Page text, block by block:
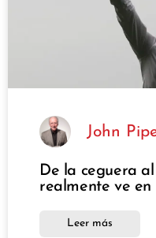
John
De la ceguera
realmente ve en
Leer más